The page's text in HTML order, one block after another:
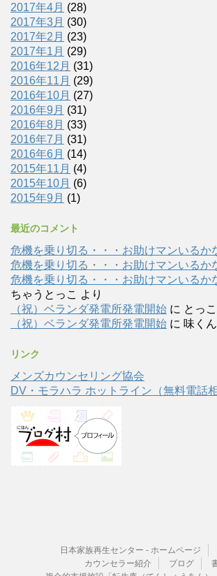
2017年4月 (28)
2017年3月 (30)
2017年2月 (23)
2017年1月 (29)
2016年12月 (31)
2016年11月 (29)
2016年10月 (27)
2016年9月 (31)
2016年8月 (33)
2016年7月 (31)
2016年6月 (14)
2015年11月 (4)
2015年10月 (6)
2015年9月 (1)
最近のコメント
危機を乗り切る・・・お助けマンいるか
危機を乗り切る・・・お助けマンいるか
危機を乗り切る・・・お助けマンいるか
ちゃうとっこ より
（祝）ベランダ発電所発電開始 に とっこ
（祝）ベランダ発電所発電開始 に 味くん
リンク
メンズカウンセリング協会
DV・モラハラ ホットライン（無料電話相
日本家族再生センター - ホームページ
カウンセラー紹介
ブログ